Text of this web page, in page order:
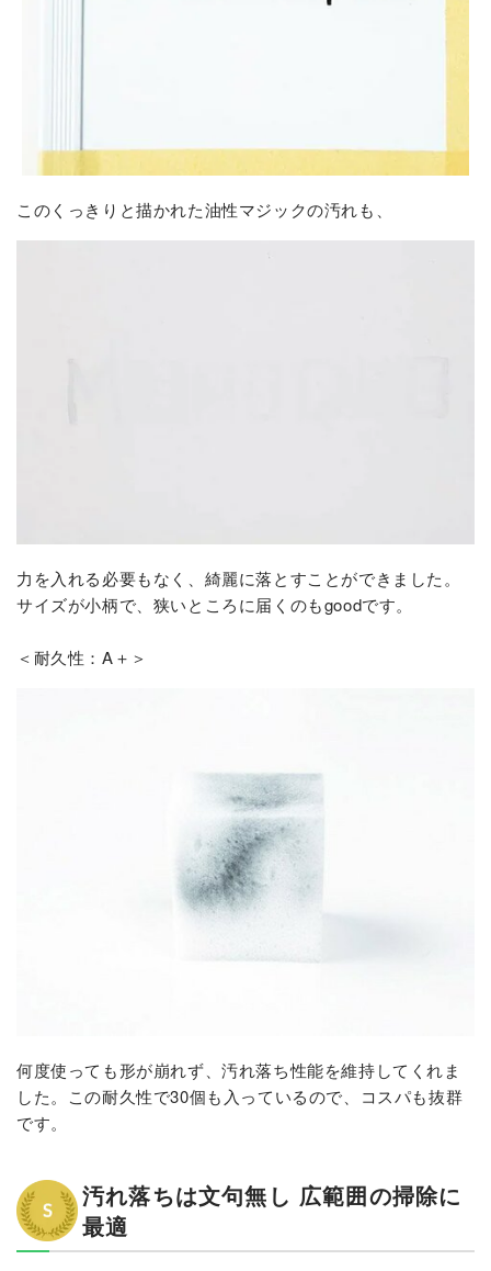
このくっきりと描かれた油性マジックの汚れも、
力を入れる必要もなく、綺麗に落とすことができました。
サイズが小柄で、狭いところに届くのもgoodです。
＜耐久性：A＋＞
何度使っても形が崩れず、汚れ落ち性能を維持してくれま
した。この耐久性で30個も入っているので、コスパも抜群
です。
汚れ落ちは文句無し 広範囲の掃除に
最適